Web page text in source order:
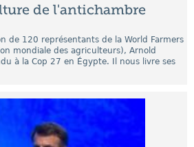
de l'antichambre
de 120 représentants de la World Farmers
mondiale des agriculteurs), Arnold
à la Cop 27 en Égypte. Il nous livre ses